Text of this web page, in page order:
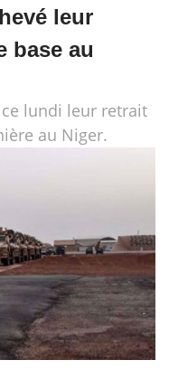
leur
base au
ce lundi leur retrait
au Niger.